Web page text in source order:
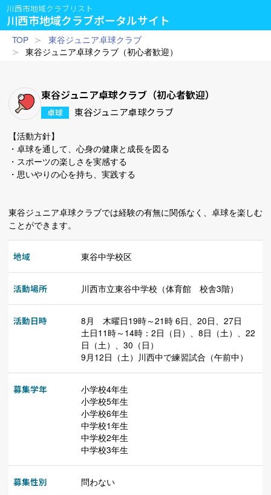
川西市地域クラブリスト
川西市地域クラブポータルサイト
TOP
東谷ジュニア卓球クラブ
東谷ジュニア卓球クラブ（初心者歓迎）
東谷ジュニア卓球クラブ（初心者歓迎）
卓球 東谷ジュニア卓球クラブ
【活動方針】
・卓球を通して、心身の健康と成長を図る
・スポーツの楽しさを実感する
・思いやりの心を持ち、実践する
東谷ジュニア卓球クラブでは経験の有無に関係なく、卓球を楽しむ
ことができます。
地域 東谷中学校区
活動場所 川西市立東谷中学校（体育館 校舎3階）
活動日時
8月 木曜日19時～21時 6日、20日、27日
土日11時～14時：2日（日）、8日（土）、22
日（土）、30（日）
9月12日（土）川西中で練習試合（午前中）
募集学年
小学校4年生
小学校5年生
小学校6年生
中学校1年生
中学校2年生
中学校3年生
募集性別 問わない